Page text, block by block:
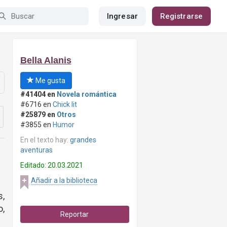
Ingresar Registrarse
Bella Alanis
Me gusta
#41404 en Novela romántica
#6716 en Chick lit
#25879 en Otros
#3855 en Humor
En el texto hay: grandes
aventuras
Editado: 20.03.2021
Añadir a la biblioteca
Reportar